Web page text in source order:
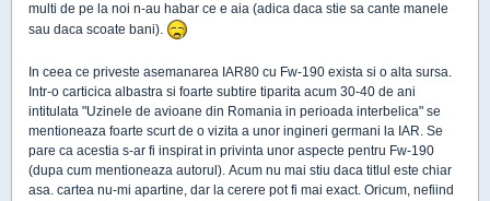
multi de pe la noi n-au habar ce e aia (adica daca stie sa cante manele
sau daca scoate bani).
In ceea ce priveste asemanarea IAR80 cu Fw-190 exista si o alta sursa.
Intr-o carticica albastra si foarte subtire tiparita acum 30-40 de ani
intitulata "Uzinele de avioane din Romania in perioada interbelica" se
mentioneaza foarte scurt de o vizita a unor ingineri germani la IAR. Se
pare ca acestia s-ar fi inspirat in privinta unor aspecte pentru Fw-190
(dupa cum mentioneaza autorul). Acum nu mai stiu daca titlul este chiar
asa. cartea nu-mi apartine, dar la cerere pot fi mai exact. Oricum, nefiind